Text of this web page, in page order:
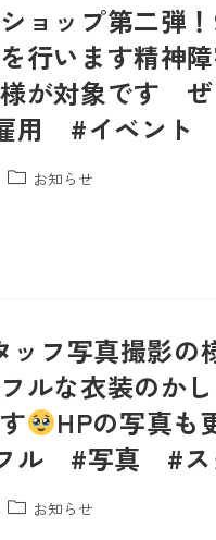
ョップ第二弾
行います精神
が対象です
用 #イベン
お知らせ
ッフ写真撮影
ルな衣装のか
HPの写真も
ル #写真 #ス
お知らせ